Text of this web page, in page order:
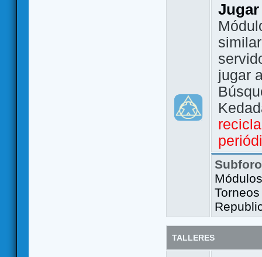
Jugar
jugar
TALLERES